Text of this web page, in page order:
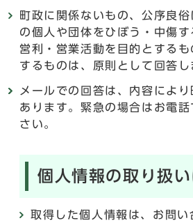
町政に関係ないもの、公序良
の個人や団体をひぼう・中傷
営利・営業活動を目的とする
するものは、原則として回答し
メールでの回答は、内容によ
あります。緊急の場合はお電
さい。
個人情報の取り扱
取得した個人情報は、お問い